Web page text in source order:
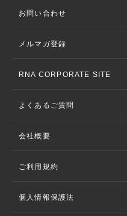
お問い合わせ
メルマガ登録
RNA CORPORATE SITE
よくあるご質問
会社概要
ご利用規約
個人情報保護法